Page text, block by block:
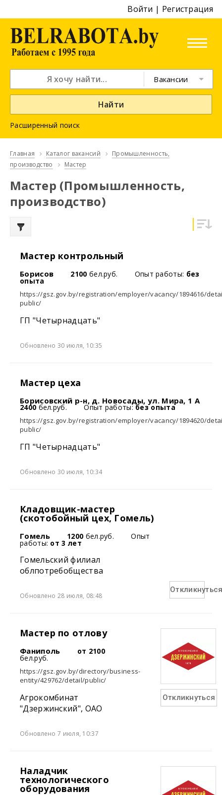
Войти | Регистрация
Вакансии
Найти
Расширенный поиск
Главная Каталог вакансий
Промышленность,
производство
Мастер
Мастер (Промышленность,
производство)
Мастер контрольный
Борисов 2100 бел.руб. Опыт работы: без
опыта
https://gsz.gov.by/registration/employer/vacancy/1894616/
public/
ГП "Четырнадцать"
Обновлено 30 июля, 10:35
Мастер цеха
Борисовский р-н, д. Новосады, ул. Мира, 1 А
2400 бел.руб. Опыт работы:без опыта
https://gsz.gov.by/registration/employer/vacancy/1894620/
public/
ГП "Четырнадцать"
Обновлено 30 июля, 10:34
Кладовщик-мастер
(скотобойный цех, Гомель)
Гомель 1200 бел.руб. Опыт
работы: от 3 лет
Гомельский филиал
облпотребобщества
Обновлено 28 июля, 08:48
Мастер по отлову
Фаниполь от 2100
бел.руб.
https://gsz.gov.by/directory/business-
entity/429762/detail/public/
Агрокомбинат
"Дзержинский", ОАО
Обновлено 7 июля, 10:37
Откликнуться
Наладчик
технологического
оборудования